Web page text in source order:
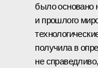
было основано
и прошлого
получила в
не